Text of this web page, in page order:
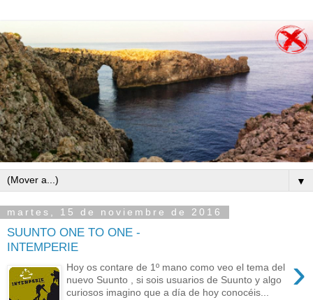
▼
martes, 15 de noviembre de 2016
SUUNTO ONE TO ONE -
INTEMPERIE
›
Hoy os contare de 1º mano como veo el tema del
nuevo Suunto , si sois usuarios de Suunto y algo
curiosos imagino que a día de hoy conocéis...